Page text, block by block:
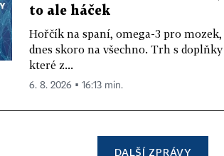
to ale háček
Hořčík na spaní, omega-3 pro
dnes skoro na všechno. Trh s
které z...
6. 8. 2026 ▪ 16:13 min.
DALŠÍ ZPRÁVY